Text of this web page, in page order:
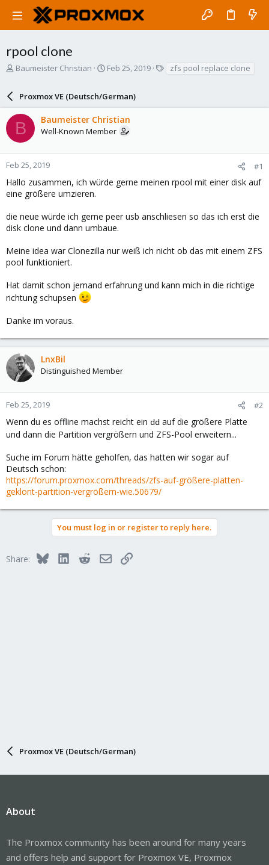
rpool clone
T
a
d
s
t
a
r
e
r
Baumeister Christian
S
r
t
d
a
e
Feb 25, 2019 zfs pool replace clone
Proxmox VE (Deutsch/German)
B Baumeister Christian
Well-Known Member
Feb 25, 2019 #1
Hallo zusammen, ich würde gerne meinen rpool mit einer disk auf
eine größere umzieren.
die neue würde ich gerne peer usb anschliesen so das ich erst die
disk clone und dann umbaue.
Meine idea war Clonezilla nur weiß ich nicht ob das mit einem ZFS
pool funktioniert.
Hat damit schon jemand erfahrung und kann mich in die richtige
richtung schupsen
Danke im voraus.
LnxBil
Distinguished Member
Feb 25, 2019 #2
Wenn du es offline machst reicht ein dd auf die größere Platte
und dann die Partition vergrößern und ZFS-Pool erweitern...
Suche im Forum hätte geholfen, das hatten wir sogar auf
Deutsch schon:
https://forum.proxmox.com/threads/zfs-auf-größere-platten-
geklont-partition-vergrößern-wie.50679/
You must log in or register to reply here.
Share: BlueskyLinkedInRedditEmailLink
Proxmox VE (Deutsch/German)
About
The Proxmox community has been around for many years
and offers help and support for Proxmox VE, Proxmox